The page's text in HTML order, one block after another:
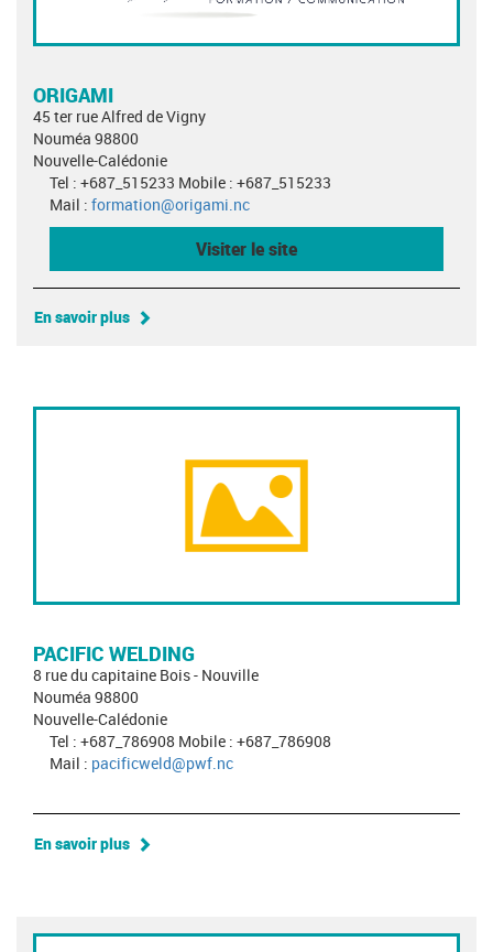
ORIGAMI
45 ter rue Alfred de Vigny
Nouméa 98800
Nouvelle-Calédonie
Tel : +687_515233 Mobile : +687_515233
Mail : formation@origami.nc
Visiter le site
En savoir plus
PACIFIC WELDING
8 rue du capitaine Bois - Nouville
Nouméa 98800
Nouvelle-Calédonie
Tel : +687_786908 Mobile : +687_786908
Mail : pacificweld@pwf.nc
En savoir plus